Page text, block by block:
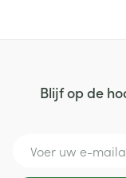
Blijf op de